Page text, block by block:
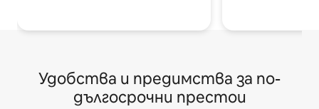
Удобства и предимства за по-
дългосрочни престои